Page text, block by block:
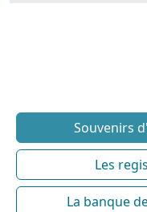
Souvenirs
Les
La banque